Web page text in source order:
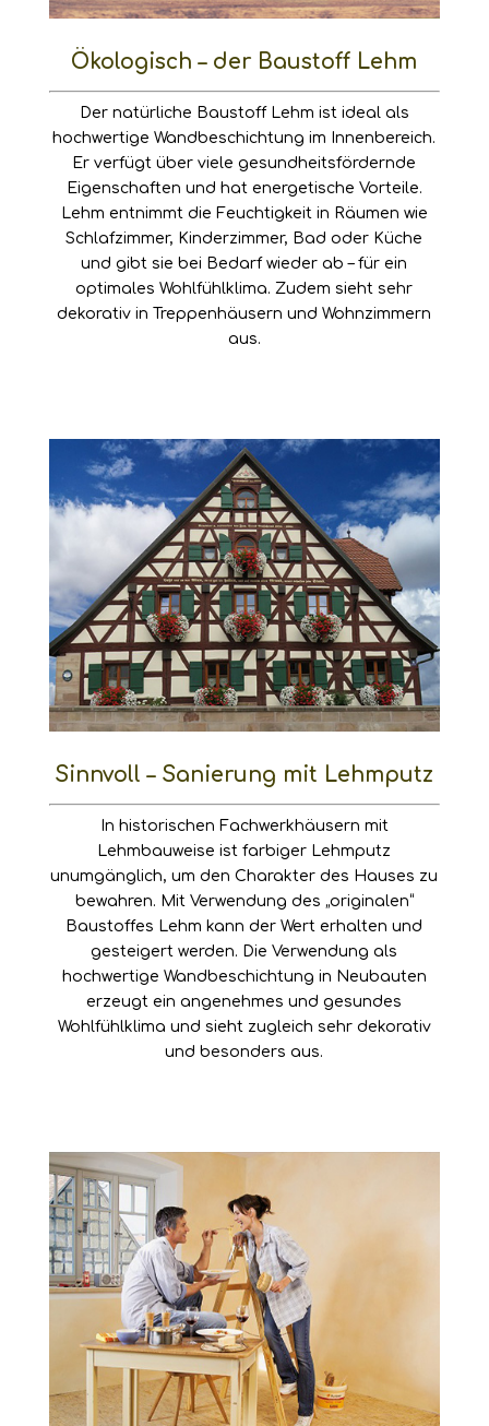
Ökologisch – der Baustoff Lehm
Der natürliche Baustoff Lehm ist ideal als
hochwertige Wandbeschichtung im Innenbereich.
Er verfügt über vielegesundheitsfördernde
Eigenschaften und hat energetische Vorteile.
Lehm entnimmt die Feuchtigkeit in Räumen wie
Schlafzimmer, Kinderzimmer, Bad oder Küche
und gibt sie bei Bedarf wieder ab – für ein
optimales Wohlfühlklima. Zudem sieht sehr
dekorativ in Treppenhäusern und Wohnzimmern
aus.
Sinnvoll – Sanierung mit Lehmputz
In historischen Fachwerkhäusern mit
Lehmbauweise ist farbiger Lehmputz
unumgänglich, um den Charakter des Hauses zu
bewahren. Mit Verwendung des „originalen“
Baustoffes Lehm kann der Wert erhalten und
gesteigert werden. Die Verwendung als
hochwertige Wandbeschichtung in Neubauten
erzeugt ein angenehmes und gesundes
Wohlfühlklima und sieht zugleich sehr dekorativ
und besonders aus.